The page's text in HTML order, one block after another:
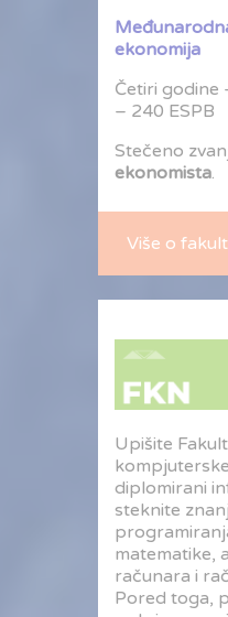
ekonomija
Četiri godine
– 240 ESPB
Stečeno
ekonomista.
Više o
Upišite
diplomirani
steknite
matematike,
računara i
Pored toga,